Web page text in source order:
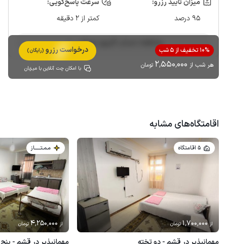
95 درصد
کمتر از 2 دقیقه
مشاهده حساب کاربری میزبان
10% تخفیف از 5 شب
هر شب از 2٬550٬000 تومان
درخواست رزرو (رایگان)
با امکان چت آنلاین با میزبان
اقامتگاه‌های مشابه
5 اقامتگاه
از 1٬700٬000تومان
مـمـتــــــاز
از 4٬250٬000تومان